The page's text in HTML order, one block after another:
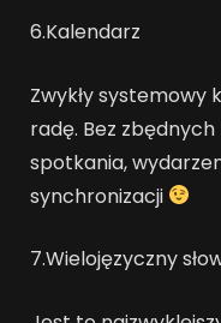
6.Kalendarz
Zwykły systemowy
radę. Bez
spotkania,
synchronizacji
7.Wielojęzyczny